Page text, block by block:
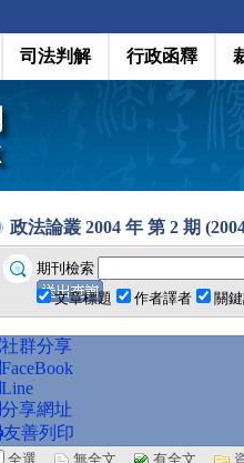
司法判解 行政函釋
政法論叢 2004 年 第 2 期
期刊檢索
文章標題
作者譯者 關
社群分享
FaceBook
Line
分享網址
友善列印
全選 無全文 有全文